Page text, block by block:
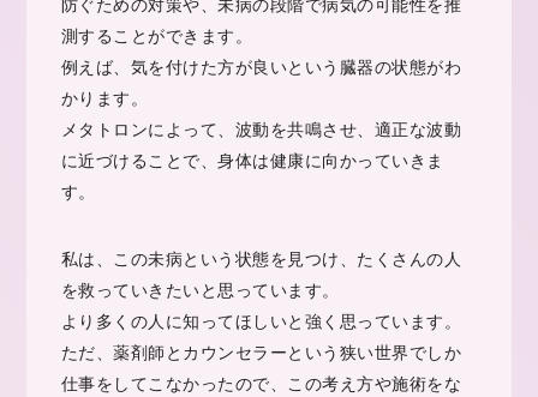
防ぐための対策や、未病の段階で病気の可能性を推
測することができます。
例えば、気を付けた方が良いという臓器の状態がわ
かります。
メタトロンによって、波動を共鳴させ、適正な波動
に近づけることで、身体は健康に向かっていきま
す。
私は、この未病という状態を見つけ、たくさんの人
を救っていきたいと思っています。
より多くの人に知ってほしいと強く思っています。
ただ、薬剤師とカウンセラーという狭い世界でしか
仕事をしてこなかったので、この考え方や施術をな